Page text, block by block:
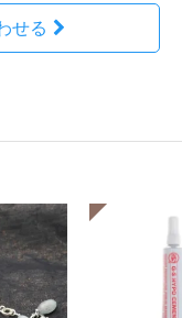
せる